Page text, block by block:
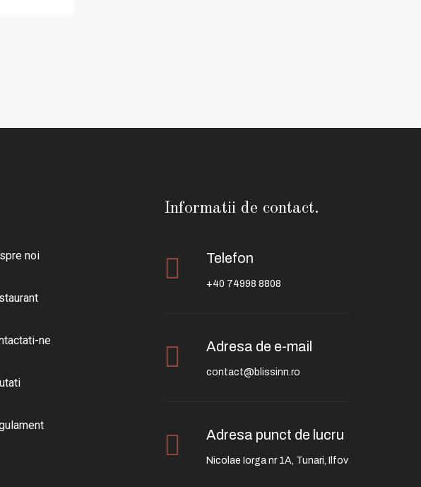
noi
ne
Informatii de contact.
Telefon
+40 74998 8808
Adresa de e-mail
contact@blissinn.ro
Adresa punct de lucru
Nicolae Iorga nr 1A, Tunari, Ilfov